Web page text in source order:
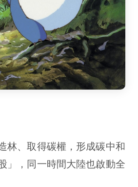
、取得碳權，形成碳中和
」，同一時間大陸也啟動全